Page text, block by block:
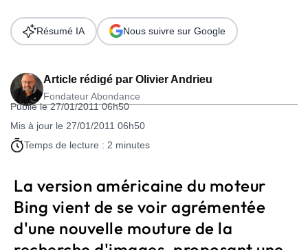
Article rédigé par Olivier Andrieu
Fondateur Abondance
Publié le 27/01/2011 06h50
Mis à jour le 27/01/2011 06h50
Temps de lecture : 2 minutes
Résumé IA Nous suivre sur Google
La version américaine du moteur
Bing vient de se voir agrémentée
d'une nouvelle mouture de la